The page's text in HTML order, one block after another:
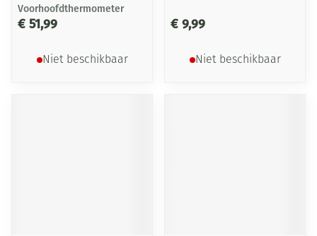
Voorhoofdthermometer
€ 51,99
Niet beschikbaar
€ 9,99
Niet beschikbaar